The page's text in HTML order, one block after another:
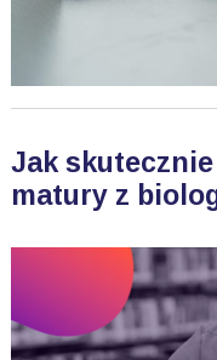
Jak
matury z